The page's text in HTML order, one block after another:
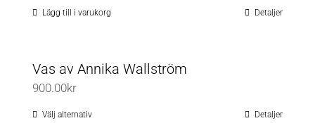
väljas
Lägg till i varukorg Detaljer
Vas av Annika Wallström
900.00kr
Välj alternativDen
Detaljer